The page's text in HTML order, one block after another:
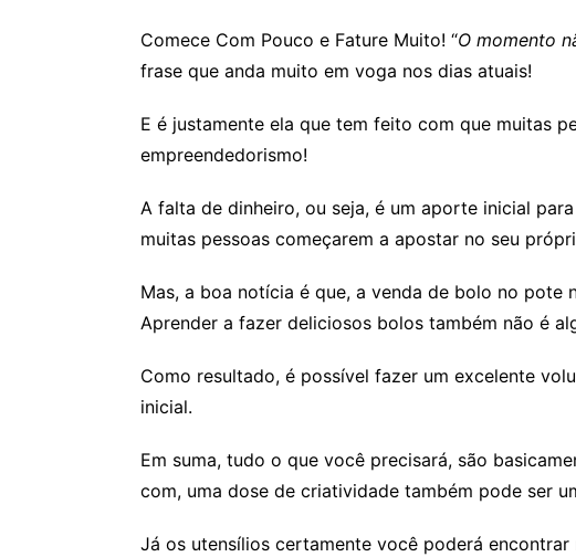
Comece Com Pouco e Fature Muito! “O momento
frase que anda muito em voga nos dias atuais!
E é justamente ela que tem feito com que muitas
empreendedorismo!
A falta de dinheiro, ou seja, é um aporte inicial
muitas pessoas começarem a apostar no seu
Mas, a boa notícia é que, a venda de bolo no pote
Aprender a fazer deliciosos bolos também não é
Como resultado, é possível fazer um excelente
inicial.
Em suma, tudo o que você precisará, são
com, uma dose de criatividade também pode ser
Já os utensílios certamente você poderá encontrar